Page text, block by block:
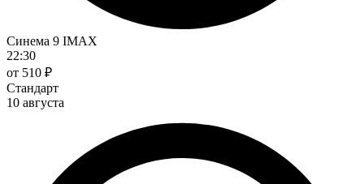
Синема 9 IMAX
22:30
от 510 ₽
Стандарт
10 августа